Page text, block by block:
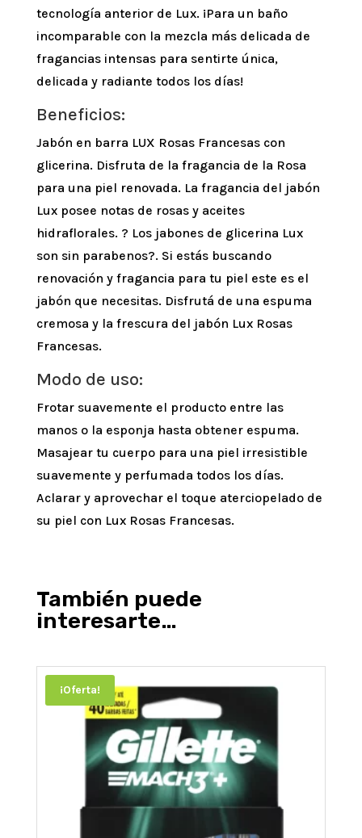
tecnología anterior de Lux. ¡Para un baño
incomparable con la mezcla más delicada de
fragancias intensas para sentirte única,
delicada y radiante todos los días!
Beneficios:
Jabón en barra LUX Rosas Francesas con
glicerina. Disfruta de la fragancia de la Rosa
para una piel renovada. La fragancia del jabón
Lux posee notas de rosas y aceites
hidraflorales. ? Los jabones de glicerina Lux
son sin parabenos?. Si estás buscando
renovación y fragancia para tu piel este es el
jabón que necesitas. Disfrutá de una espuma
cremosa y la frescura del jabón Lux Rosas
Francesas.
Modo de uso:
Frotar suavemente el producto entre las
manos o la esponja hasta obtener espuma.
Masajear tu cuerpo para una piel irresistible
suavemente y perfumada todos los días.
Aclarar y aprovechar el toque aterciopelado de
su piel con Lux Rosas Francesas.
También puede
interesarte…
¡Oferta!